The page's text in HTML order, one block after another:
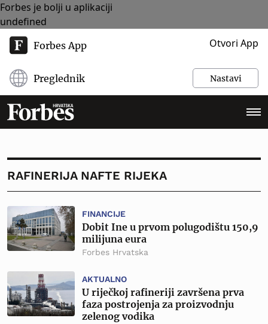
Forbes je bolji u aplikaciji
undefined
Forbes App Otvori App
Preglednik Nastavi
RAFINERIJA NAFTE RIJEKA
FINANCIJE
Dobit Ine u prvom polugodištu 150,9
milijuna eura
Forbes Hrvatska
AKTUALNO
U riječkoj rafineriji završena prva
faza postrojenja za proizvodnju
zelenog vodika